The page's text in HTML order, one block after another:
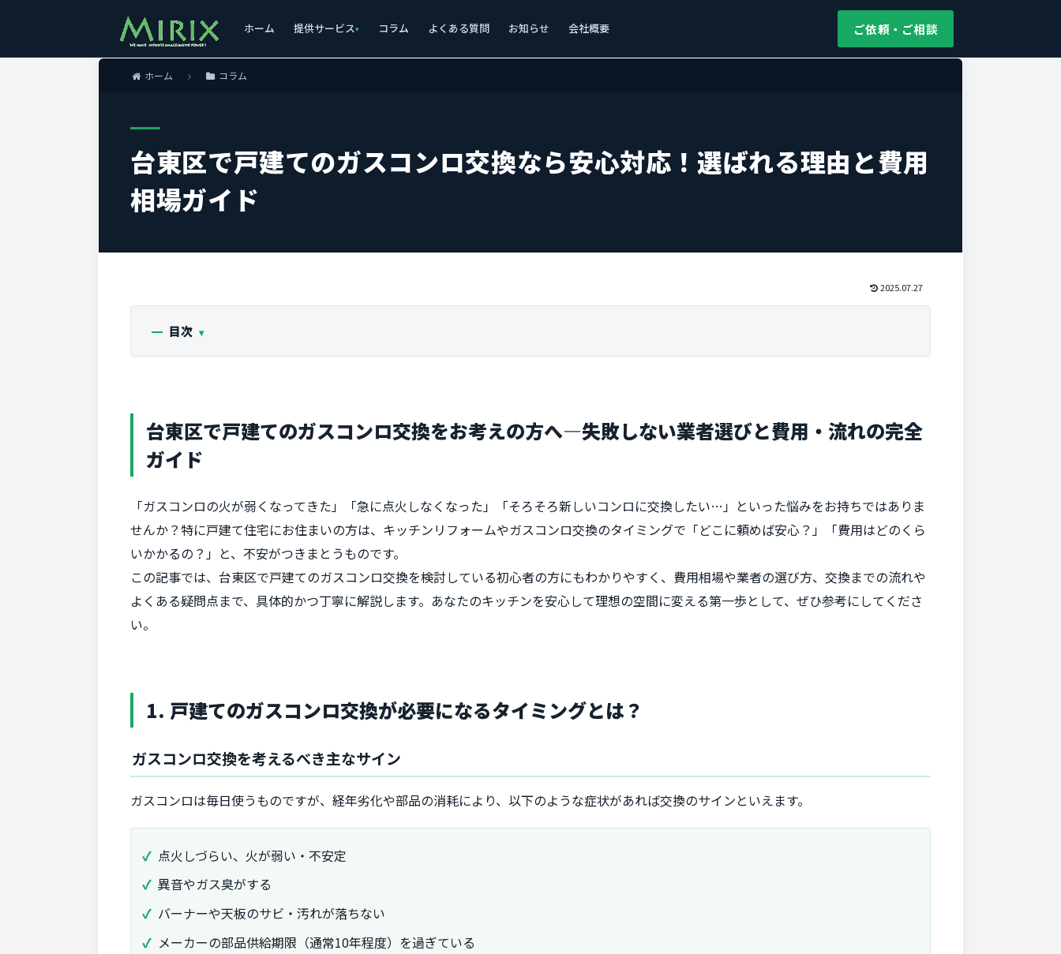
ご依頼・ご相談
ホーム 提供サービス コラム よくある質問 お知らせ 会社概要
ホーム コラム
台東区で戸建てのガスコンロ交換なら安心対応！選ばれる理由と費用
相場ガイド
2025.07.27
目次
台東区で戸建てのガスコンロ交換をお考えの方へ―失敗しない業者選びと費用・流れの完全
ガイド
「ガスコンロの火が弱くなってきた」「急に点火しなくなった」「そろそろ新しいコンロに交換したい…」といった悩みをお持ちではありま
せんか？特に戸建て住宅にお住まいの方は、キッチンリフォームやガスコンロ交換のタイミングで「どこに頼めば安心？」「費用はどのくら
いかかるの？」と、不安がつきまとうものです。
この記事では、台東区で戸建てのガスコンロ交換を検討している初心者の方にもわかりやすく、費用相場や業者の選び方、交換までの流れや
よくある疑問点まで、具体的かつ丁寧に解説します。あなたのキッチンを安心して理想の空間に変える第一歩として、ぜひ参考にしてくださ
い。
1. 戸建てのガスコンロ交換が必要になるタイミングとは？
ガスコンロ交換を考えるべき主なサイン
ガスコンロは毎日使うものですが、経年劣化や部品の消耗により、以下のような症状があれば交換のサインといえます。
点火しづらい、火が弱い・不安定
異音やガス臭がする
バーナーや天板のサビ・汚れが落ちない
メーカーの部品供給期限（通常10年程度）を過ぎている